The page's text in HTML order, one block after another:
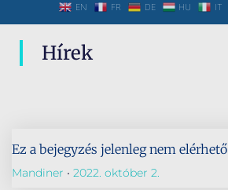
EN FR DE HU IT
Hírek
Ez a bejegyzés jelenleg nem elérhető
Mandiner 2022. október 2.